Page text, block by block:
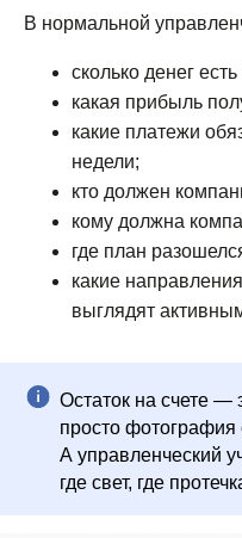
В нормальной
сколько денег
какая прибыль
какие платежи
недели;
кто должен
кому должна
где план
какие
выглядят
Остаток на счете —
просто фотография
А управленческий
где свет, где